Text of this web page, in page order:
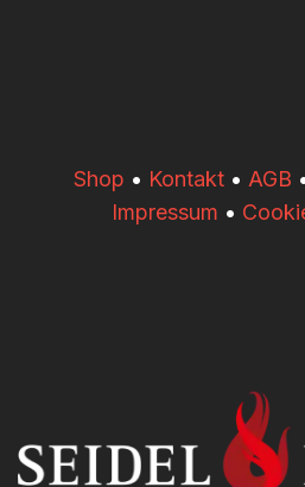
​​Shop • Kontakt • AGB
Impressum •